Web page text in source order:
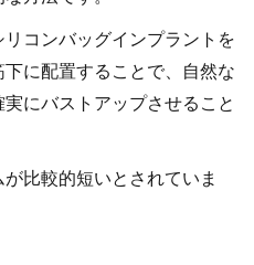
コンバッグインプラントを
に配置することで、自然な
にバストアップさせること
比較的短いとされていま